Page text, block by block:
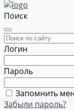
Поиск
Логин
Пароль
Запомнить
Забыли пароль?